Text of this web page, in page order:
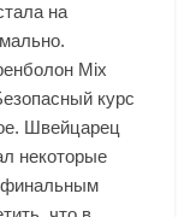
на
Mix
курс
Швейцарец
некоторые
финальным